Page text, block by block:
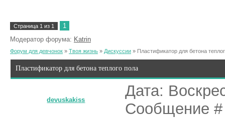
Страница 1 из 1
1
Модератор форума: Katrin
Форум для девчонок » Твоя жизнь » Дискуссии » Пластификатор для бетона
Пластификатор для бетона теплого пола
devuskakiss
Дата:
Сообщение